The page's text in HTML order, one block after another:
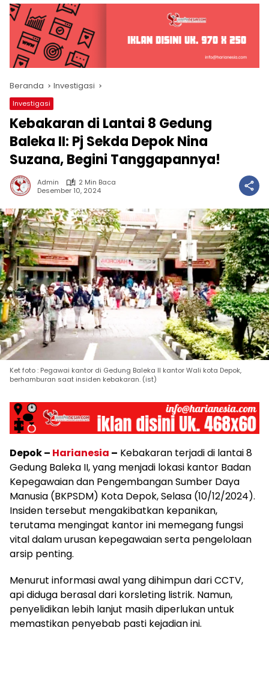
Beranda Investigasi
Investigasi
Kebakaran di Lantai 8 Gedung
Baleka II: Pj Sekda Depok Nina
Suzana, Begini Tanggapannya!
Admin
2 Min Baca
Desember 10, 2024
Ket foto : Pegawai kantor di Gedung Baleka II kantor Wali kota Depok,
berhamburan saat insiden kebakaran. (ist)
Depok – Harianesia – Kebakaran terjadi di lantai 8
Gedung Baleka II, yang menjadi lokasi kantor Badan
Kepegawaian dan Pengembangan Sumber Daya
Manusia (BKPSDM) Kota Depok, Selasa (10/12/2024).
Insiden tersebut mengakibatkan kepanikan,
terutama mengingat kantor ini memegang fungsi
vital dalam urusan kepegawaian serta pengelolaan
arsip penting.
Menurut informasi awal yang dihimpun dari CCTV,
api diduga berasal dari korsleting listrik. Namun,
penyelidikan lebih lanjut masih diperlukan untuk
memastikan penyebab pasti kejadian ini.